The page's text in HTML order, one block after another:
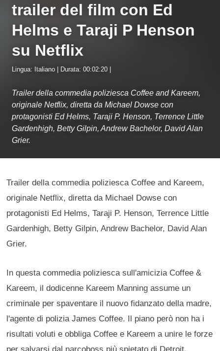
trailer del film con Ed
Helms e Taraji P Henson
su Netflix
Lingua: Italiano | Durata: 00:02:20 |
Trailer della commedia poliziesca Coffee and Kareem,
originale Netflix, diretta da Michael Dowse con
protagonisti Ed Helms, Taraji P. Henson, Terrence Little
Gardenhigh, Betty Gilpin, Andrew Bachelor, David Alan
Grier.
Trailer della commedia poliziesca Coffee and Kareem,
originale Netflix, diretta da Michael Dowse con
protagonisti Ed Helms, Taraji P. Henson, Terrence Little
Gardenhigh, Betty Gilpin, Andrew Bachelor, David Alan
Grier.
In questa commedia poliziesca sull'amicizia Coffee &
Kareem, il dodicenne Kareem Manning assume un
criminale per spaventare il nuovo fidanzato della madre,
l'agente di polizia James Coffee. Il piano però non ha i
risultati voluti e obbliga Coffee e Kareem a unire le forze
per salvarsi dal narcoboss più spietato di Detroit.